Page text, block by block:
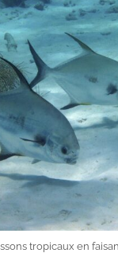
tropicaux en